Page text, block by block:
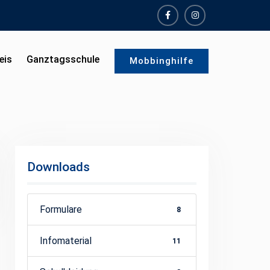
facebookinstagram
Ganztagsschule Mobbinghilfe
Downloads
Formulare 8
Infomaterial 11